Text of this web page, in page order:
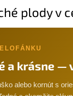
plody v
a krásne —
alebo kornút s